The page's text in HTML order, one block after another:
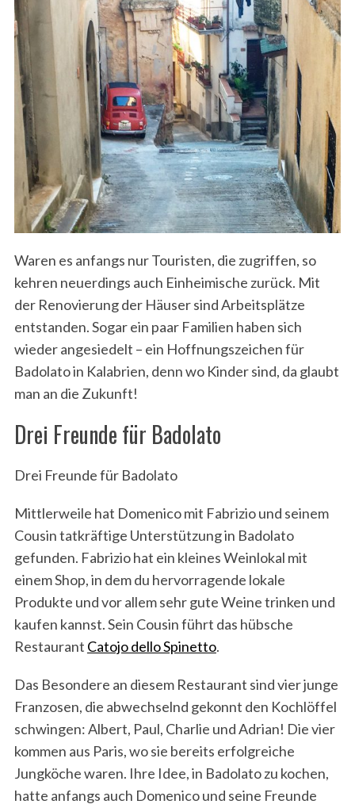
Waren es anfangs nur Touristen, die zugriffen, so
kehren neuerdings auch Einheimische zurück. Mit
der Renovierung der Häuser sind Arbeitsplätze
entstanden. Sogar ein paar Familien haben sich
wieder angesiedelt – ein Hoffnungszeichen für
Badolato in Kalabrien, denn wo Kinder sind, da glaubt
man an die Zukunft!
Drei Freunde für Badolato
Drei Freunde für Badolato
Mittlerweile hat Domenico mit Fabrizio und seinem
Cousin tatkräftige Unterstützung in Badolato
gefunden. Fabrizio hat ein kleines Weinlokal mit
einem Shop, in dem du hervorragende lokale
Produkte und vor allem sehr gute Weine trinken und
kaufen kannst. Sein Cousin führt das hübsche
Restaurant Catojo dello Spinetto.
Das Besondere an diesem Restaurant sind vier junge
Franzosen, die abwechselnd gekonnt den Kochlöffel
schwingen: Albert, Paul, Charlie und Adrian! Die vier
kommen aus Paris, wo sie bereits erfolgreiche
Jungköche waren. Ihre Idee, in Badolato zu kochen,
hatte anfangs auch Domenico und seine Freunde